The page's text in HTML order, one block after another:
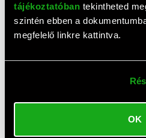
tájékoztatóban tekintheted
szintén ebben a
megfelelő linkre kattintva.
OK